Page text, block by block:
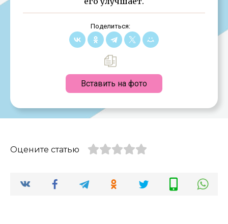
Поделиться:
Вставить на фото
Оцените статью